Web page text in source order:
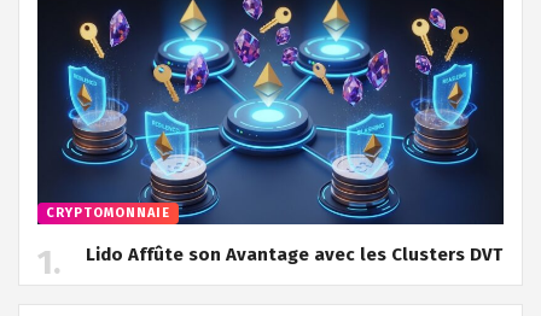
CRYPTOMONNAIE
Lido Affûte son Avantage avec les Clusters DVT